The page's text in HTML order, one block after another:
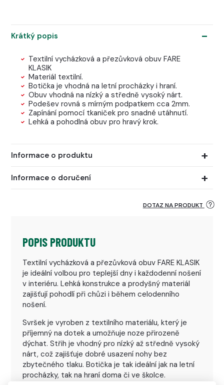
Krátký popis
Textilní vycházková a přezůvková obuv FARE
KLASIK
Materiál textilní.
Botička je vhodná na letní procházky i hraní.
Obuv vhodná na nízký a středně vysoký nárt.
Podešev rovná s mírným podpatkem cca 2mm.
Zapínání pomocí tkaniček pro snadné utáhnutí.
Lehká a pohodlná obuv pro hravý krok.
Informace o produktu
Informace o doručení
DOTAZ NA PRODUKT
POPIS PRODUKTU
Textilní vycházková a přezůvková obuv FARE KLASIK
je ideální volbou pro teplejší dny i každodenní nošení
v interiéru. Lehká konstrukce a prodyšný materiál
zajišťují pohodlí při chůzi i během celodenního
nošení.
Svršek je vyroben z textilního materiálu, který je
příjemný na dotek a umožňuje noze přirozeně
dýchat. Střih je vhodný pro nízký až středně vysoký
nárt, což zajišťuje dobré usazení nohy bez
zbytečného tlaku. Botička je tak ideální jak na letní
procházky, tak na hraní doma či ve školce.